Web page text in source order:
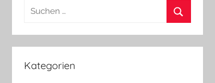
Suchen
Kategorien